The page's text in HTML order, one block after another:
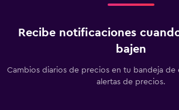
Recibe notificaciones
bajen
Cambios diarios de precios en tu bandeja de
alertas de precios.